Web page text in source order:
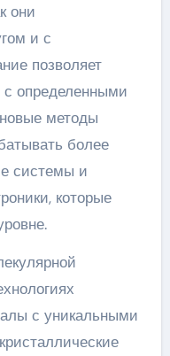
они
и с
позволяет
определенными
методы
более
системы и
которые
с уникальными